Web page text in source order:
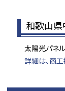
和歌山県
太陽光パネ
詳細は、商